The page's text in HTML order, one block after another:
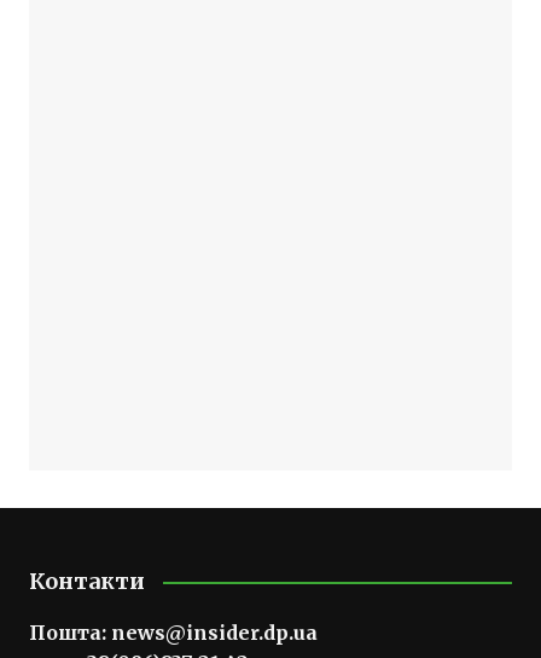
Контакти
Пошта: news@insider.dp.ua